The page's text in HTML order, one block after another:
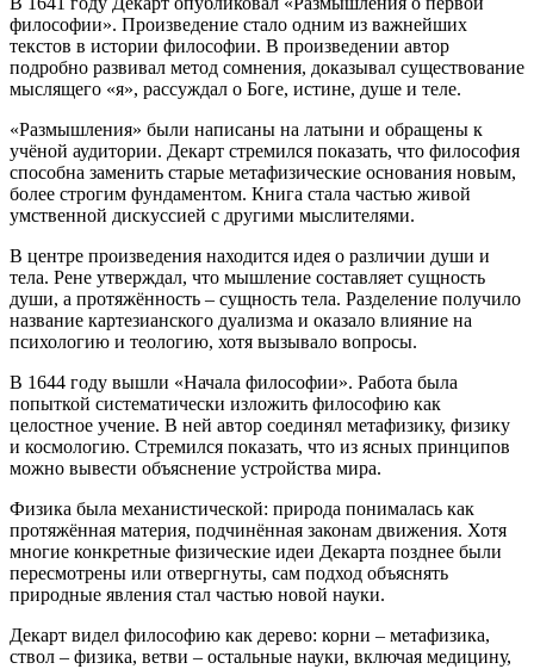
философии». Произведение стало одним из важнейших
текстов в истории философии. В произведении автор
подробно развивал метод сомнения, доказывал существование
мыслящего «я», рассуждал о Боге, истине, душе и теле.
«Размышления» были написаны на латыни и обращены к
учёной аудитории. Декарт стремился показать, что философия
способна заменить старые метафизические основания новым,
более строгим фундаментом. Книга стала частью живой
умственной дискуссией с другими мыслителями.
В центре произведения находится идея о различии души и
тела. Рене утверждал, что мышление составляет сущность
души, а протяжённость – сущность тела. Разделение получило
название картезианского дуализма и оказало влияние на
психологию и теологию, хотя вызывало вопросы.
В 1644 году вышли «Начала философии». Работа была
попыткой систематически изложить философию как
целостное учение. В ней автор соединял метафизику, физику
и космологию. Стремился показать, что из ясных принципов
можно вывести объяснение устройства мира.
Физика была механистической: природа понималась как
протяжённая материя, подчинённая законам движения. Хотя
многие конкретные физические идеи Декарта позднее были
пересмотрены или отвергнуты, сам подход объяснять
природные явления стал частью новой науки.
Декарт видел философию как дерево: корни – метафизика,
ствол – физика, ветви – остальные науки, включая медицину,